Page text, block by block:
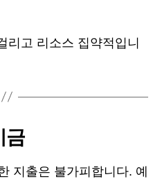
리고 리소스 집약적입니
금
지출은 불가피합니다. 예